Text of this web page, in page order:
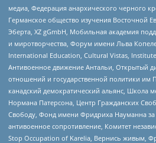
медиа, Федерация анархического черного
Германское общество изучения Восточной
Эберта, XZ gGmbH, Мобильная академия
и миротворчества, Форум имени Льва
International Education, Cultural Vistas,
Антивоенное движение Антальи, Открытый
отношений и государственной политики им
канадский демократический альянс, Школа
Нормана Патерсона, Центр Гражданских
Свободу, Фонд имени Фридриха Науманна за
антивоенное сопротивление, Комитет
Stop Occupation of Karelia, Вернись живым,